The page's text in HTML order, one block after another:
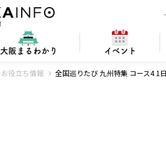
大阪 まるわかり イベント
お役立ち情報 全国巡りたび 九州特集 コース4 1